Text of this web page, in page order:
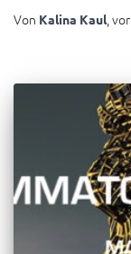
Von Kalina Kaul, vor